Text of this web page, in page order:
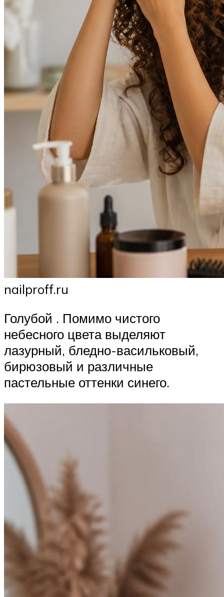
nailproff.ru
Голубой . Помимо чистого
небесного цвета выделяют
лазурный, бледно-васильковый,
бирюзовый и различные
пастельные оттенки синего.